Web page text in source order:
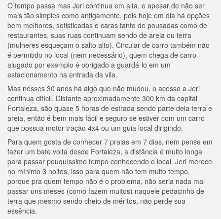
O tempo passa mas Jeri continua em alta, e apesar de não ser
mais tão simples como antigamente, pois hoje em dia há opções
bem melhores, sofisticadas e caras tanto de pousadas como de
restaurantes, suas ruas continuam sendo de areia ou terra
(mulheres esqueçam o salto alto). Circular de carro também não
é permitido no local (nem necessário), quem chega de carro
alugado por exemplo é obrigado a guardá-lo em um
estacionamento na entrada da vila.
Mas nesses 30 anos há algo que não mudou, o acesso a Jeri
continua difícil. Distante aproximadamente 300 km da capital
Fortaleza, são quase 5 horas de estrada sendo parte dela terra e
areia, então é bem mais fácil e seguro se estiver com um carro
que possua motor tração 4x4 ou um guia local dirigindo.
Para quem gosta de conhecer 7 praias em 7 dias, nem pense em
fazer um bate volta desde Fortaleza, a distância é muito longa
para passar pouquíssimo tempo conhecendo o local. Jeri merece
no mínimo 3 noites, isso para quem não tem muito tempo,
porque pra quem tempo não é o problema, não seria nada mal
passar uns meses (como fazem muitos) naquele pedacinho de
terra que mesmo sendo cheio de méritos, não perde sua
essência.